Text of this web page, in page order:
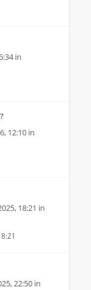
in
12:10 in
18:21 in
22:50 in